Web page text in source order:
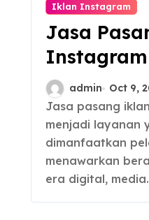
Iklan Instagram
Jasa
untuk
Murah
admin Oct 9,
Jasa pasang iklan di Instagram
menjadi layanan
dimanfaatkan
menawarkan
era digital,